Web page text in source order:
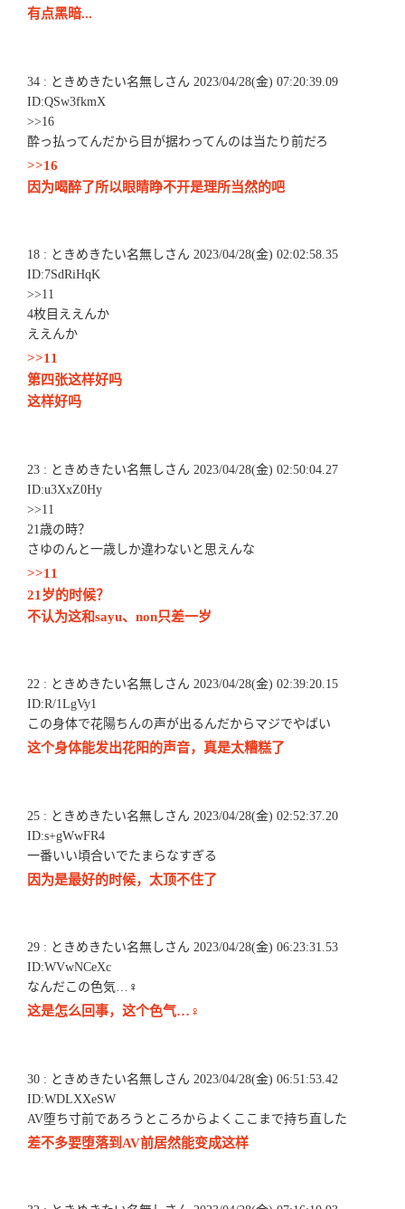
有点黑暗...
34 : ときめきたい名無しさん 2023/04/28(金) 07:20:39.09
ID:QSw3fkmX
>>16
酔っ払ってんだから目が据わってんのは当たり前だろ
>>16
因为喝醉了所以眼睛睁不开是理所当然的吧
18 : ときめきたい名無しさん 2023/04/28(金) 02:02:58.35
ID:7SdRiHqK
>>11
4枚目ええんか
ええんか
>>11
第四张这样好吗
这样好吗
23 : ときめきたい名無しさん 2023/04/28(金) 02:50:04.27
ID:u3XxZ0Hy
>>11
21歳の時？
さゆのんと一歳しか違わないと思えんな
>>11
21岁的时候？
不认为这和sayu、non只差一岁
22 : ときめきたい名無しさん 2023/04/28(金) 02:39:20.15
ID:R/1LgVy1
この身体で花陽ちんの声が出るんだからマジでやばい
这个身体能发出花阳的声音，真是太糟糕了
25 : ときめきたい名無しさん 2023/04/28(金) 02:52:37.20
ID:s+gWwFR4
一番いい頃合いでたまらなすぎる
因为是最好的时候，太顶不住了
29 : ときめきたい名無しさん 2023/04/28(金) 06:23:31.53
ID:WVwNCeXc
なんだこの色気…♀
这是怎么回事，这个色气…♀
30 : ときめきたい名無しさん 2023/04/28(金) 06:51:53.42
ID:WDLXXeSW
AV堕ち寸前であろうところからよくここまで持ち直した
差不多要堕落到AV前居然能变成这样